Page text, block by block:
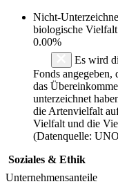
Nicht-
biologische Vielfalt
0.00%
Es wird
Fonds angegeben,
das
unterzeichnet
die Artenvielfalt
Vielfalt und die
(Datenquelle:
Soziales & Ethik
Unternehmensanteile